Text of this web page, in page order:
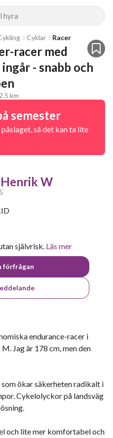
hyra
Cyklar Racer
racer med
- snabb och
km
semester
så det kan ta lite
Henrik W
självrisk. Läs mer
förfrågan
endurance-racer i
Jag är 178 cm, men den
ökar säkerheten radikalt i
Cykelolyckor på landsväg
och lite mer komfortabel och